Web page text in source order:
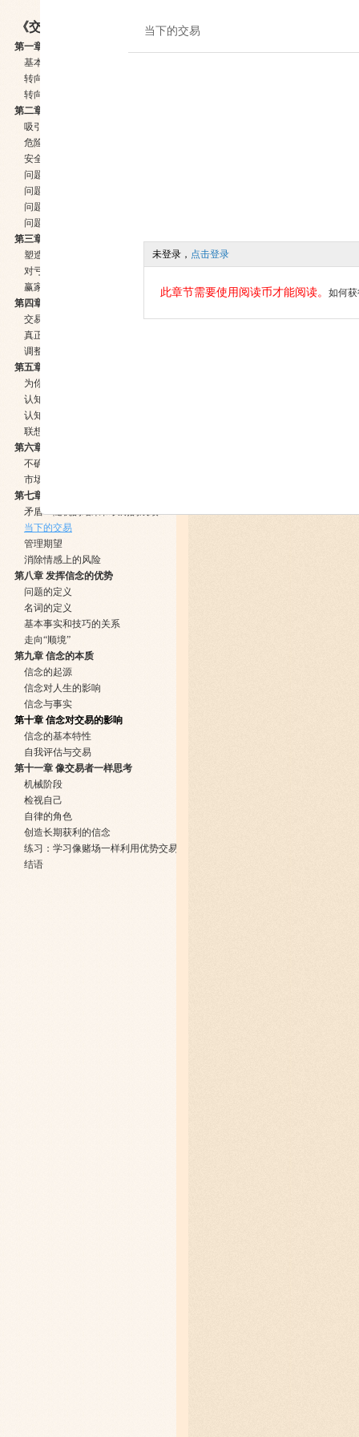
《交易心理分析》
第一章 成功之道：基本分析、技术分析或者心理分析
基本分析
转向技术分析
转向心理分析
第二章 交易的诱惑与风险
吸引力
危险
安全措施
问题：不愿意制定规则
问题：不能负责
问题：沉迷于随机的报酬
问题：外在控制与内在控制
第三章 负责
塑造你的心理
对亏损的反应
赢家、输家、旺家和衰家
第四章 持续一贯是一种心态
交易信念
真正了解风险
调整你的心理
第五章 认知的动力
为你的心智软件除虫
认知与学习
认知与风险
联想的力量
第六章 市场观点
不确定原则
市场的最基本特性（表现方式几乎毫无限制）
第七章 交易者的优势：从概率角度思考
矛盾：随机的结果和长期的成绩
当下的交易
管理期望
消除情感上的风险
第八章 发挥信念的优势
问题的定义
名词的定义
基本事实和技巧的关系
走向“顺境”
第九章 信念的本质
信念的起源
信念对人生的影响
信念与事实
第十章 信念对交易的影响
信念的基本特性
自我评估与交易
第十一章 像交易者一样思考
机械阶段
检视自己
自律的角色
创造长期获利的信念
练习：学习像赌场一样利用优势交易
结语
当下的交易
未登录， 点击登录
此章节需要使用阅读币才能阅读。 如何